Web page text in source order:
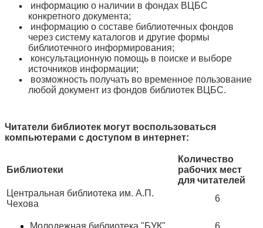
информацию о наличии в фондах ВЦБС
конкретного документа;
информацию о составе библиотечных фондов
через систему каталогов и другие формы
библиотечного информирования;
консультационную помощь в поиске и выборе
источников информации;
возможность получать во временное пользование
любой документ из фондов библиотек ВЦБС.
Читатели библиотек могут воспользоваться
компьютерами с доступом в интернет:
Библиотеки
Количество
рабочих мест
для читателей
Центральная библиотека им. А.П.
Чехова
6
Молодежная библиотека "БУК" 6